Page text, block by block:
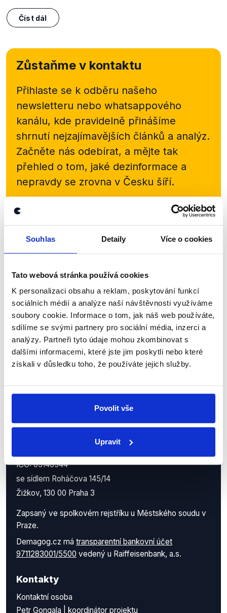
Souhlas Detaily Více o cookies
Tato webová stránka používá cookies
K personalizaci obsahu a reklam, poskytování funkcí
sociálních médií a analýze naší návštěvnosti využíváme
soubory cookie. Informace o tom, jak náš web používáte,
sdílíme se svými partnery pro sociální média, inzerci a
analýzy. Partneři tyto údaje mohou zkombinovat s
dalšími informacemi, které jste jim poskytli nebo které
získali v důsledku toho, že používáte jejich služby.
Povolit vše
Upravit
Číst dál
Zůstaňme v kontaktu
Přihlaste se k odběru našeho
newsletteru nebo whatsappového
kanálu, kde pravidelně přinášíme
shrnutí nejzajímavějších článků a analýz.
Začněte nás odebírat, a mějte tak
přehled o tom, jaké dezinformace a
nepravdy se zrovna v Česku šíří.
Nenechte si ujít nejnovější události
z Demagog.cz. Sdílením našich
příspěvků přátelům podpoříte naši
práci.
Demagog.cz, z.s.
IČO: 05140544
se sídlem Roháčova 145/14
Žižkov, 130 00 Praha 3
Zapsaný ve spolkovém rejstříku u Městského soudu v
Praze.
Demagog.cz má transparentní bankovní účet
9711283001/5500 vedený u Raiffeisenbank, a.s.
Kontakty
Kontaktní osoba
Petr Gongala | koordinátor projektu